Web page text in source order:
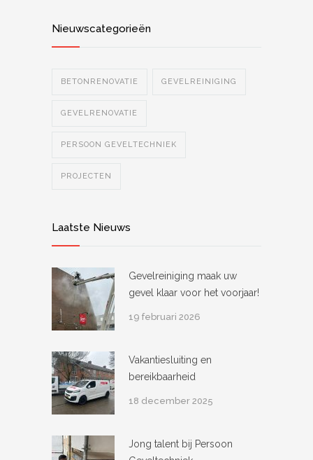
Nieuwscategorieën
BETONRENOVATIE GEVELREINIGING
GEVELRENOVATIE
PERSOON GEVELTECHNIEK
PROJECTEN
Laatste Nieuws
Gevelreiniging maak uw
gevel klaar voor het voorjaar!
19 februari 2026
Vakantiesluiting en
bereikbaarheid
18 december 2025
Jong talent bij Persoon